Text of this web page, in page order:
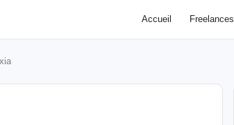
Accueil Freelances